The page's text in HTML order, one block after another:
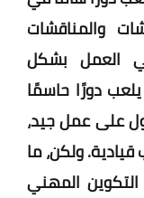
والمناقشات
العمل بشكل
دورًا حاسمًا
على عمل جيد،
ولكن، ما
المهني